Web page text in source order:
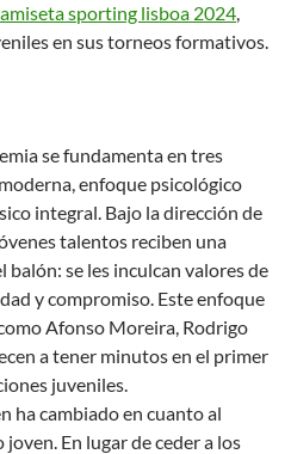
sporting lisboa 2024,
en sus torneos formativos.
se fundamenta en tres
enfoque psicológico
integral. Bajo la dirección de
talentos reciben una
balón: se les inculcan valores de
y compromiso. Este enfoque
Afonso Moreira, Rodrigo
a tener minutos en el primer
juveniles.
ha cambiado en cuanto al
En lugar de ceder a los